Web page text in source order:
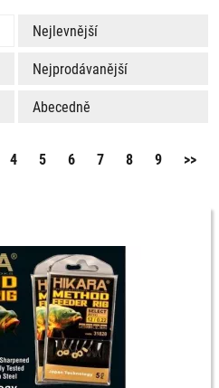
Nejlevnější
Nejprodávanější
Abecedně
4 5 6 7 8 9 >>